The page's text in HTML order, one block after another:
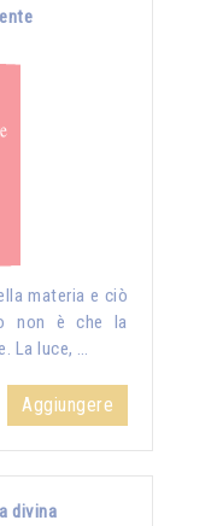
materia e ciò
non è che la
La luce, …
Aggiungere
divina